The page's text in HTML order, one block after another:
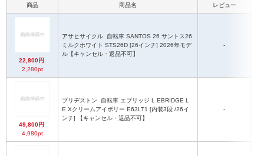
商品 商品名 レビュー
22,800円
2,280pt
アサヒサイクル
ミルクホワイト STS26D [26インチ] 2026年モデ
ル【キャンセル・返品不可】
-
49,800円
4,980pt
ブリヂストン
E.Xクリームアイボリー E63LT1 [内装3段 /26イ
ンチ] 【キャンセル・返品不可】
-